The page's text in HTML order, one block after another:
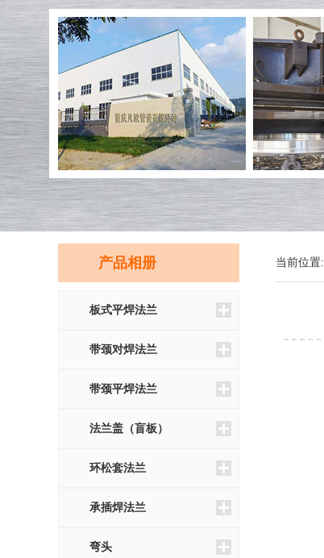
产品相册
板式平焊法兰
带颈对焊法兰
带颈平焊法兰
法兰盖（盲板）
环松套法兰
承插焊法兰
弯头
当前位置: